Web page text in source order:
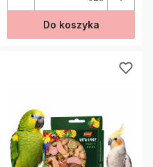
Do koszyka